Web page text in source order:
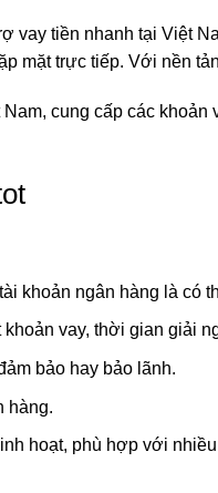
vay tiền nhanh tại Việt
mặt trực tiếp. Với nền
cung cấp các
khoản ngân hàng là có
vay, thời gian giải
bảo hay bảo lãnh.
hàng.
hoạt, phù hợp với